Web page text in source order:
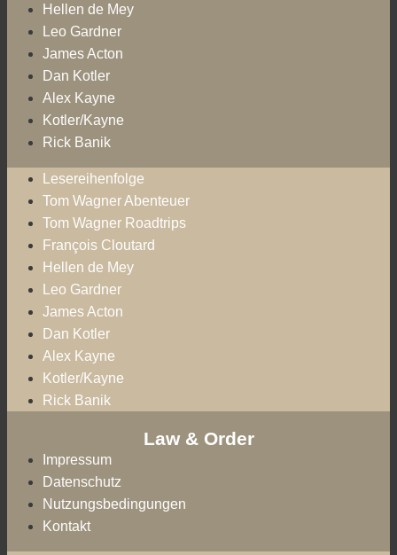
Hellen de Mey
Leo Gardner
James Acton
Dan Kotler
Alex Kayne
Kotler/Kayne
Rick Banik
Lesereihenfolge
Tom Wagner Abenteuer
Tom Wagner Roadtrips
François Cloutard
Hellen de Mey
Leo Gardner
James Acton
Dan Kotler
Alex Kayne
Kotler/Kayne
Rick Banik
Law & Order
Impressum
Datenschutz
Nutzungsbedingungen
Kontakt